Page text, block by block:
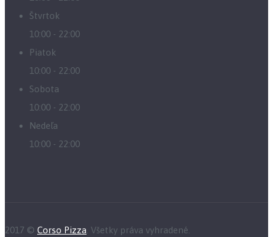
Štvrtok
10:00 - 22:00
Piatok
10:00 - 22:00
Sobota
10:00 - 22:00
Nedeľa
10:00 - 22:00
2017 © Corso Pizza . Všetky práva vyhradené.